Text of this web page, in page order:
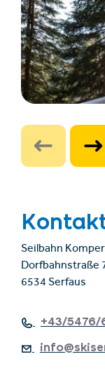
Seilbahn
Dorfbahnstraße
6534 Serfaus
+43/5476/